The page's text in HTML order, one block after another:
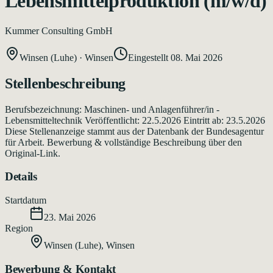
Kummer Consulting GmbH
Winsen (Luhe) · Winsen Eingestellt 08. Mai 2026
Stellenbeschreibung
Berufsbezeichnung: Maschinen- und Anlagenführer/in -
Lebensmitteltechnik Veröffentlicht: 22.5.2026 Eintritt ab: 23.5.2026
Diese Stellenanzeige stammt aus der Datenbank der Bundesagentur
für Arbeit. Bewerbung & vollständige Beschreibung über den
Original-Link.
Details
Startdatum
23. Mai 2026
Region
Winsen (Luhe), Winsen
Bewerbung & Kontakt